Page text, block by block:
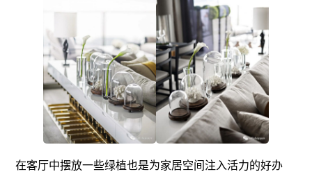
在客厅中摆放一些绿植也是为家居空间注入活力的好办